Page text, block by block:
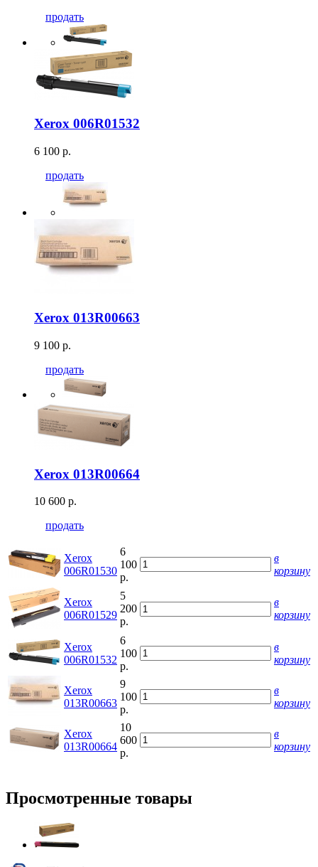
продать
Xerox 006R01532
6 100 р.
продать
Xerox 013R00663
9 100 р.
продать
Xerox 013R00664
10 600 р.
продать
Xerox
006R01530
6
100
р.
в
корзину
Xerox
006R01529
5
200
р.
в
корзину
Xerox
006R01532
6
100
р.
в
корзину
Xerox
013R00663
9
100
р.
в
корзину
Xerox
013R00664
10
600
р.
в
корзину
Просмотренные товары